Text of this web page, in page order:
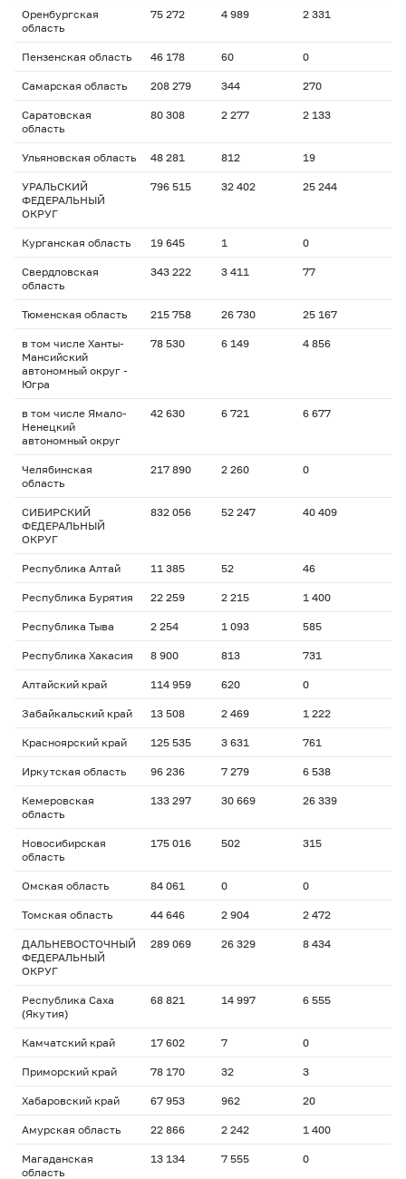
Оренбургская
область
75 272 4 989 2 331
Пензенская область 46 178 60 0
Самарская область 208 279 344 270
Саратовская
область
80 308 2 277 2 133
Ульяновская область 48 281 812 19
УРАЛЬСКИЙ
ФЕДЕРАЛЬНЫЙ
ОКРУГ
796 515 32 402 25 244
Курганская область 19 645 1 0
Свердловская
область
343 222 3 411 77
Тюменская область 215 758 26 730 25 167
в том числе Ханты-
Мансийский
автономный округ -
Югра
78 530 6 149 4 856
в том числе Ямало-
Ненецкий
автономный округ
42 630 6 721 6 677
Челябинская
область
217 890 2 260 0
СИБИРСКИЙ
ФЕДЕРАЛЬНЫЙ
ОКРУГ
832 056 52 247 40 409
Республика Алтай 11 385 52 46
Республика Бурятия 22 259 2 215 1 400
Республика Тыва 2 254 1 093 585
Республика Хакасия 8 900 813 731
Алтайский край 114 959 620 0
Забайкальский край 13 508 2 469 1 222
Красноярский край 125 535 3 631 761
Иркутская область 96 236 7 279 6 538
Кемеровская
область
133 297 30 669 26 339
Новосибирская
область
175 016 502 315
Омская область 84 061 0 0
Томская область 44 646 2 904 2 472
ДАЛЬНЕВОСТОЧНЫЙ
ФЕДЕРАЛЬНЫЙ
ОКРУГ
289 069 26 329 8 434
Республика Саха
(Якутия)
68 821 14 997 6 555
Камчатский край 17 602 7 0
Приморский край 78 170 32 3
Хабаровский край 67 953 962 20
Амурская область 22 866 2 242 1 400
Магаданская
область
13 134 7 555 0